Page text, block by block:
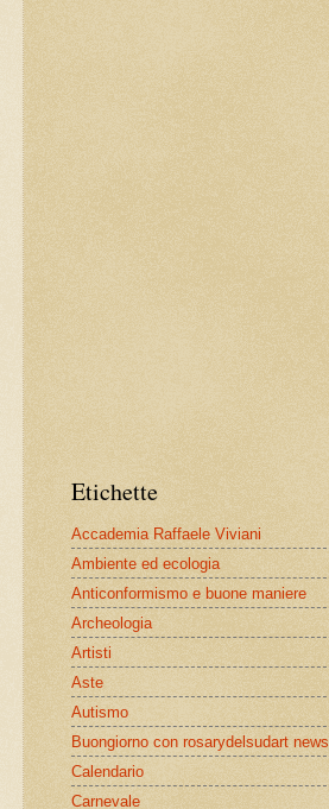
Etichette
Accademia Raffaele Viviani
Ambiente ed ecologia
Anticonformismo e buone maniere
Archeologia
Artisti
Aste
Autismo
Buongiorno con rosarydelsudart news
Calendario
Carnevale